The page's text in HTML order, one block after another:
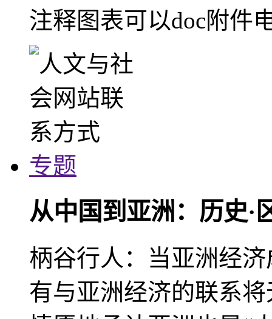
注释图表可以doc附件
专题
从中国到亚洲：历史·
柄谷行人：当亚洲经
有与亚洲经济的联系